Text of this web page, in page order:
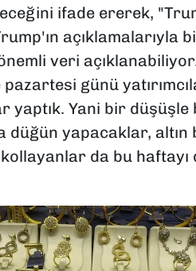
ifade ererek,
açıklamalarıyla
veri
günü
yaptık. Yani bir düşüşle
düğün yapacaklar,
da bu